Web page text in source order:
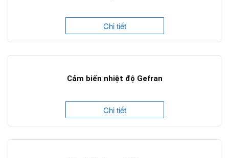
Chi tiết
Cảm biến nhiệt độ Gefran
Chi tiết